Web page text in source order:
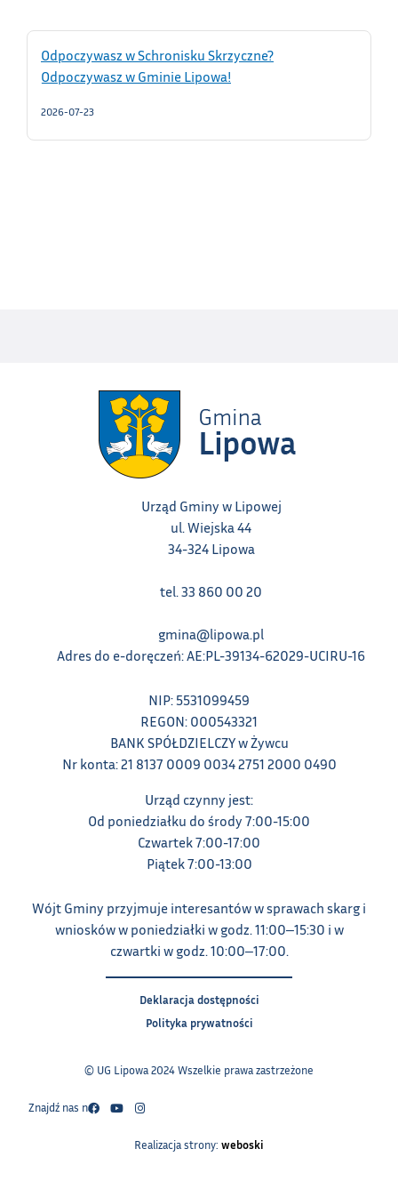
Odpoczywasz w Schronisku Skrzyczne?
Odpoczywasz w Gminie Lipowa!
2026-07-23
Urząd Gminy w Lipowej
ul. Wiejska 44
34-324 Lipowa
tel. 33 860 00 20
gmina@lipowa.pl
Adres do e-doręczeń: AE:PL-39134-62029-UCIRU-16
NIP: 5531099459
REGON: 000543321
BANK SPÓŁDZIELCZY w Żywcu
Nr konta: 21 8137 0009 0034 2751 2000 0490
Urząd czynny jest:
Od poniedziałku do środy 7:00-15:00
Czwartek 7:00-17:00
Piątek 7:00-13:00
Wójt Gminy przyjmuje interesantów w sprawach skarg i
wniosków w poniedziałki w godz. 11:00‒15:30 i w
czwartki w godz. 10:00‒17:00.
Deklaracja dostępności
Polityka prywatności
© UG Lipowa 2024 Wszelkie prawa zastrzeżone
Znajdź nas na:
Realizacja strony: weboski